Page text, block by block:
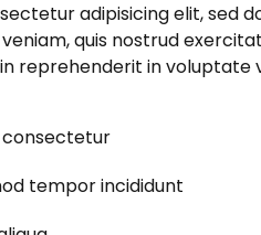
adipisicing elit, sed
quis nostrud
reprehenderit in
consectetur
tempor incididunt